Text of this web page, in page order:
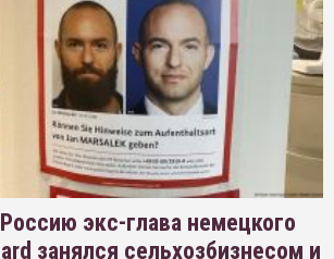
экс-глава немецкого
занялся сельхозбизнесом и